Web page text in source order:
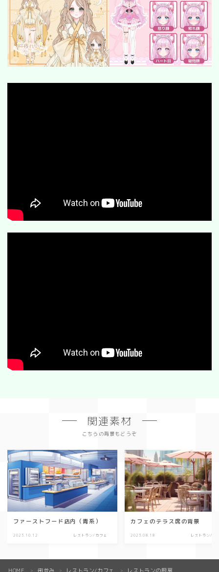
関連素材
こちらの背景もどうぞ
ファーストフード店内（青系）
2023.10.12 レストラン/カフェ
カフェのテラス席の背景
2023.08.18 レストラン/カ
＞ ＞ ＞